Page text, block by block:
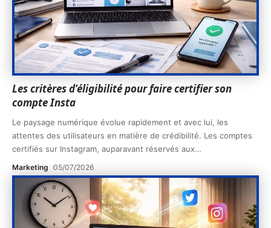
Les critères d’éligibilité pour faire certifier son
compte Insta
Le paysage numérique évolue rapidement et avec lui, les
attentes des utilisateurs en matière de crédibilité. Les comptes
certifiés sur Instagram, auparavant réservés aux…
Marketing 05/07/2026